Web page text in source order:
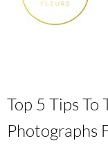
Top 5 Tips To
Photographs